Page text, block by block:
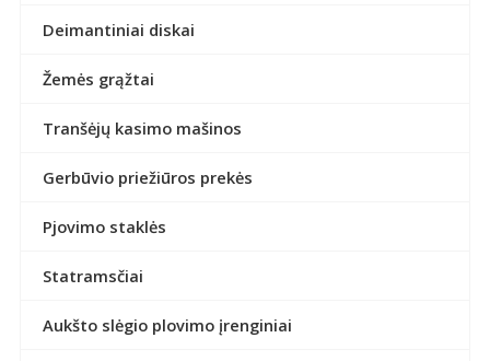
Deimantiniai diskai
Žemės grąžtai
Tranšėjų kasimo mašinos
Gerbūvio priežiūros prekės
Pjovimo staklės
Statramsčiai
Aukšto slėgio plovimo įrenginiai